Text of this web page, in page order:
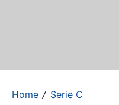
Home / Serie C